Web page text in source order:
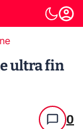
ultra fin
0